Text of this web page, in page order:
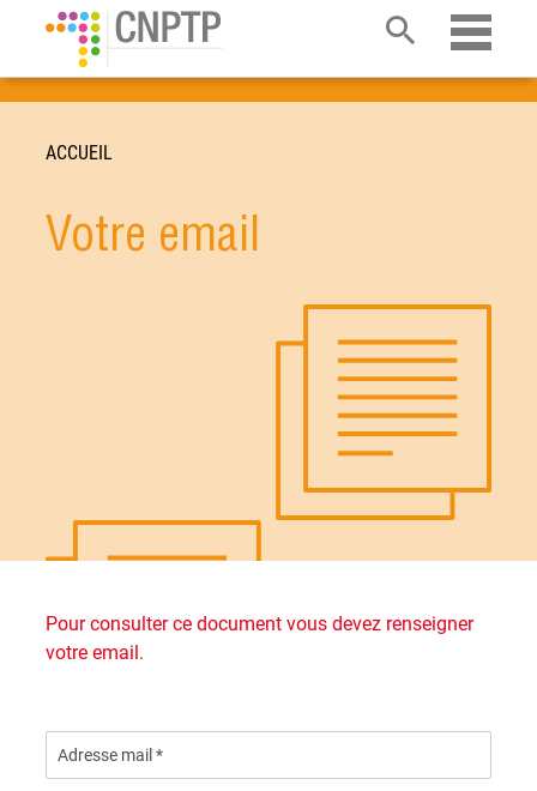
Ouvrir
ACCUEIL
Votre email
Pour consulter ce document vous devez renseigner
votre email.
Adresse mail *